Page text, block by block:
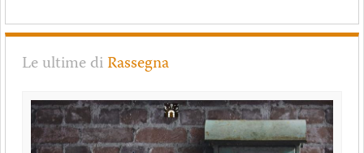
Le ultime diRassegna